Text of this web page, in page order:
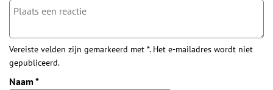
Vereiste velden zijn gemarkeerd met *. Het e-mailadres wordt niet
gepubliceerd.
Naam *